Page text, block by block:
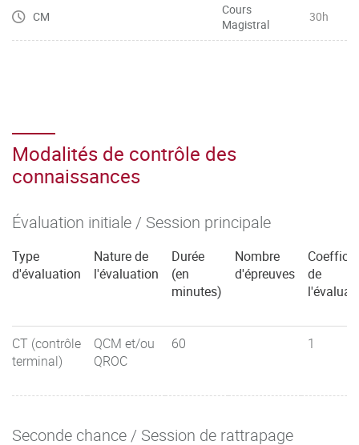
CM
Cours
Magistral
30h
Modalités de contrôle des
connaissances
Évaluation initiale / Session principale
Type
d'évaluation
Nature de
l'évaluation
Durée
(en
minutes)
Nombre
d'épreuves
de
CT (contrôle
terminal)
QCM et/ou
QROC
60 1
Seconde chance / Session de rattrapage